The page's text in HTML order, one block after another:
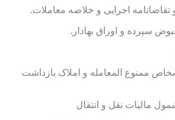
ممنوع المعامله و املاک بازداشت
مالیات نقل و انتقال